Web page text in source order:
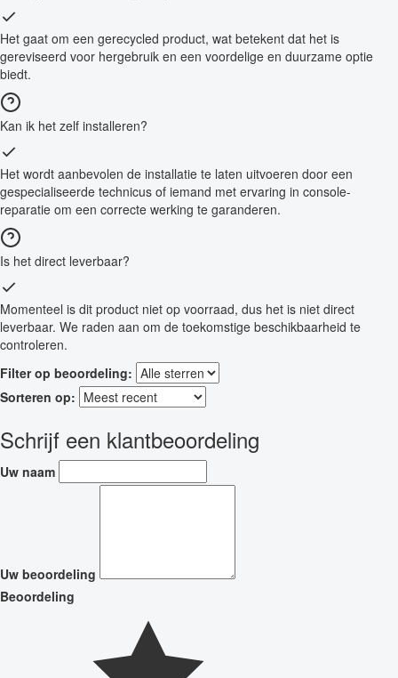
Het gaat om een gerecycled product, wat betekent dat het is
gereviseerd voor hergebruik en een voordelige en duurzame optie
biedt.
Kan ik het zelf installeren?
Het wordt aanbevolen de installatie te laten uitvoeren door een
gespecialiseerde technicus of iemand met ervaring in console-
reparatie om een correcte werking te garanderen.
Is het direct leverbaar?
Momenteel is dit product niet op voorraad, dus het is niet direct
leverbaar. We raden aan om de toekomstige beschikbaarheid te
controleren.
Filter op beoordeling:
Sorteren op:
Schrijf een klantbeoordeling
Uw naam
Uw beoordeling
Beoordeling